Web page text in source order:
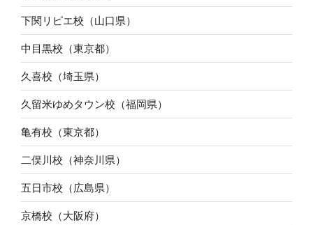
下関リピエ校（山口県）
中目黒校（東京都）
久喜校（埼玉県）
久留米ゆめタウン校（福岡県）
亀有校（東京都）
二俣川校（神奈川県）
五日市校（広島県）
京橋校（大阪府）